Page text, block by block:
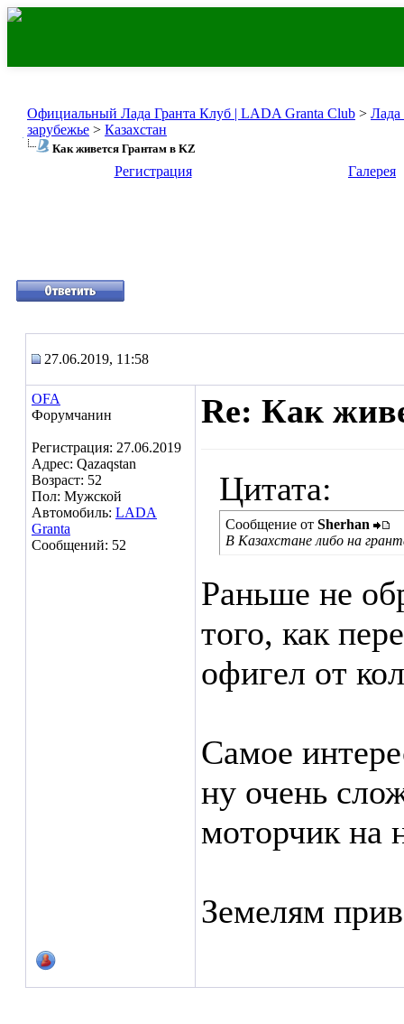
Официальный Лада Гранта Клуб | LADA Granta Club > Лада
зарубежье > Казахстан
Как живется Грантам в KZ
Регистрация Галерея
27.06.2019, 11:58
OFA
Форумчанин
Регистрация: 27.06.2019
Адрес: Qazaqstan
Возраст: 52
Пол: Мужской
Автомобиль: LADA
Granta
Сообщений: 52
Re: Как
Цитата:
Сообщение от Sherhan
В Казахстане либо на
Раньше не
того, как
офигел от
Самое
ну очень
моторчик на
Земелям